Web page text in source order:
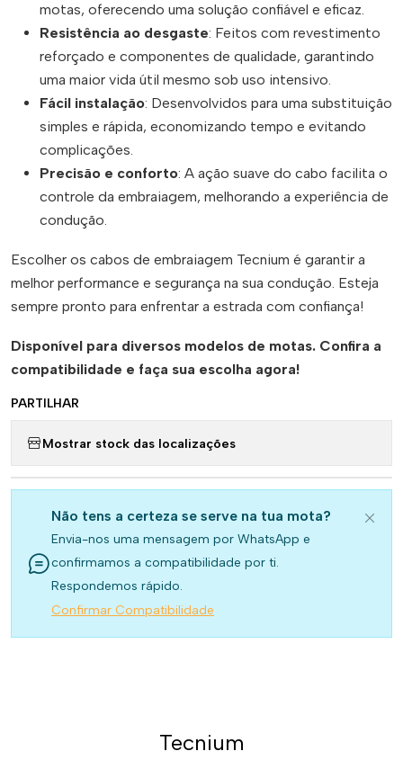
motas, oferecendo uma solução confiável e eficaz.
Resistência ao desgaste: Feitos com revestimento
reforçado e componentes de qualidade, garantindo
uma maior vida útil mesmo sob uso intensivo.
Fácil instalação: Desenvolvidos para uma substituição
simples e rápida, economizando tempo e evitando
complicações.
Precisão e conforto: A ação suave do cabo facilita o
controle da embraiagem, melhorando a experiência de
condução.
Escolher os cabos de embraiagem Tecnium é garantir a
melhor performance e segurança na sua condução. Esteja
sempre pronto para enfrentar a estrada com confiança!
Disponível para diversos modelos de motas. Confira a
compatibilidade e faça sua escolha agora!
PARTILHAR
Mostrar stock das localizações
Não tens a certeza se serve na tua mota?
Envia-nos uma mensagem por WhatsApp e
confirmamos a compatibilidade por ti.
Respondemos rápido.
Confirmar Compatibilidade
Tecnium